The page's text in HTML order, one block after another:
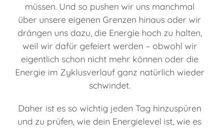
müssen. Und so pushen wir uns manchmal
über unsere eigenen Grenzen hinaus oder wir
drängen uns dazu, die Energie hoch zu halten,
weil wir dafür gefeiert werden – obwohl wir
eigentlich schon nicht mehr können oder die
Energie im Zyklusverlauf ganz natürlich wieder
schwindet.
Daher ist es so wichtig jeden Tag hinzuspüren
und zu prüfen, wie dein Energielevel ist, wie es